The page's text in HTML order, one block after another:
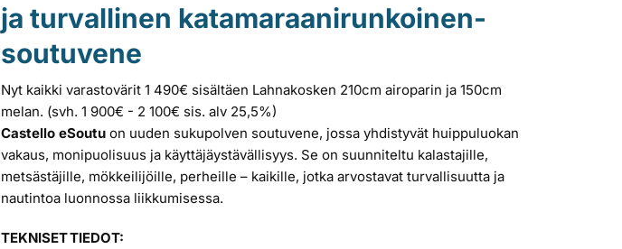
ja turvallinen katamaraanirunkoinen-
soutuvene
Nyt kaikki varastovärit 1 490€ sisältäen Lahnakosken 210cm airoparin ja 150cm
melan. (svh. 1 900€ - 2 100€ sis. alv 25,5%)
Castello eSoutu on uuden sukupolven soutuvene, jossa yhdistyvät huippuluokan
vakaus, monipuolisuus ja käyttäjäystävällisyys. Se on suunniteltu kalastajille,
metsästäjille, mökkeilijöille, perheille – kaikille, jotka arvostavat turvallisuutta ja
nautintoa luonnossa liikkumisessa.
TEKNISET TIEDOT: